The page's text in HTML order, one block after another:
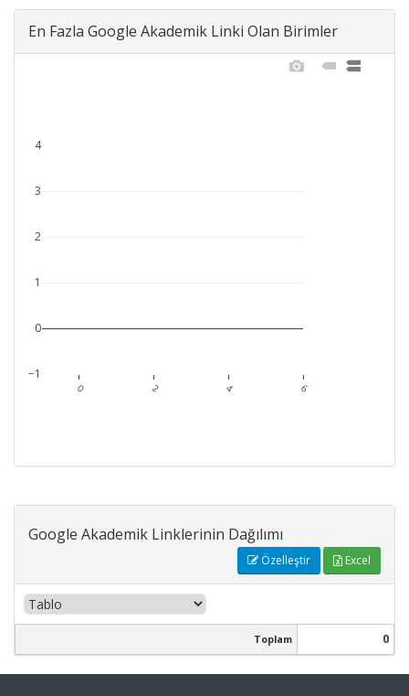
En Fazla Google Akademik Linki Olan Birimler
0 2 4 6
−1
0
1
2
3
4
Google Akademik Linklerinin Dağılımı
Özelleştir Excel
Toplam 0